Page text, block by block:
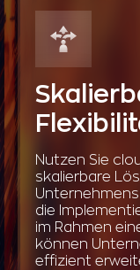
Nutzen Sie
skalierbare
die
im Rahmen
können
effizient